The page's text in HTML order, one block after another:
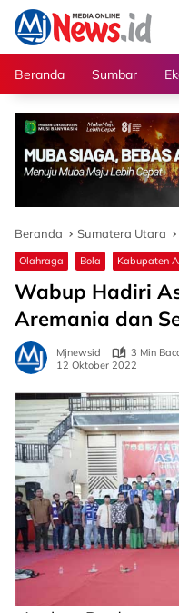
Langsung
konten
Beranda
Sumbar
Beranda Sumatera Utara
Olahraga Bola Kabupaten
Wabup Hadiri
Aremania dan
Mjnewsid
3 Min
12 Oktober 2022